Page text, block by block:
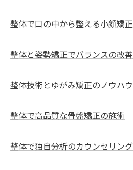
整体で口の中から整える小顔矯正
整体と姿勢矯正でバランスの改善
整体技術とゆがみ矯正のノウハウ
整体で高品質な骨盤矯正の施術
整体で独自分析のカウンセリング